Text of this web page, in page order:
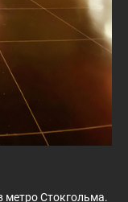
метро Стокгольма.